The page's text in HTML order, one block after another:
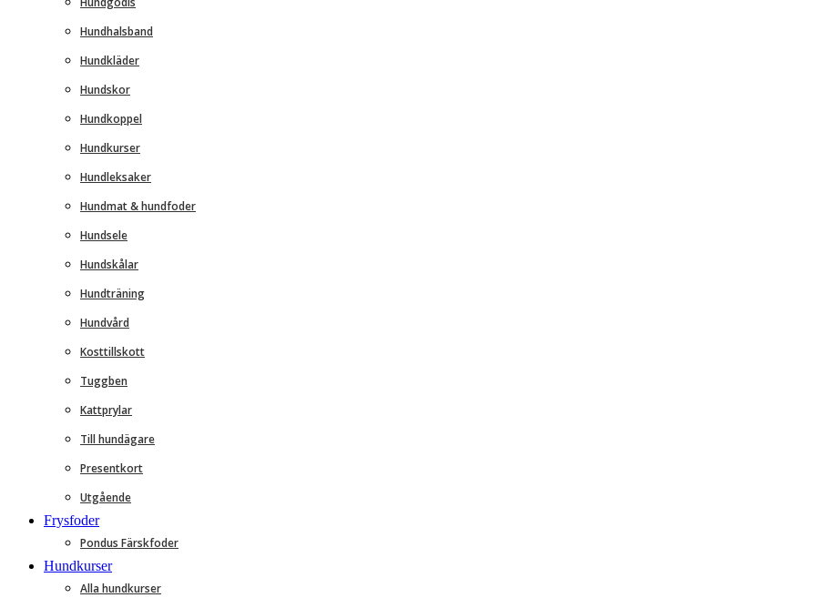
Hundhalsband
Hundkläder
Hundskor
Hundkoppel
Hundkurser
Hundleksaker
Hundmat & hundfoder
Hundsele
Hundskålar
Hundträning
Hundvård
Kosttillskott
Tuggben
Kattprylar
Till hundägare
Presentkort
Utgående
Frysfoder
Pondus Färskfoder
Hundkurser
Alla hundkurser